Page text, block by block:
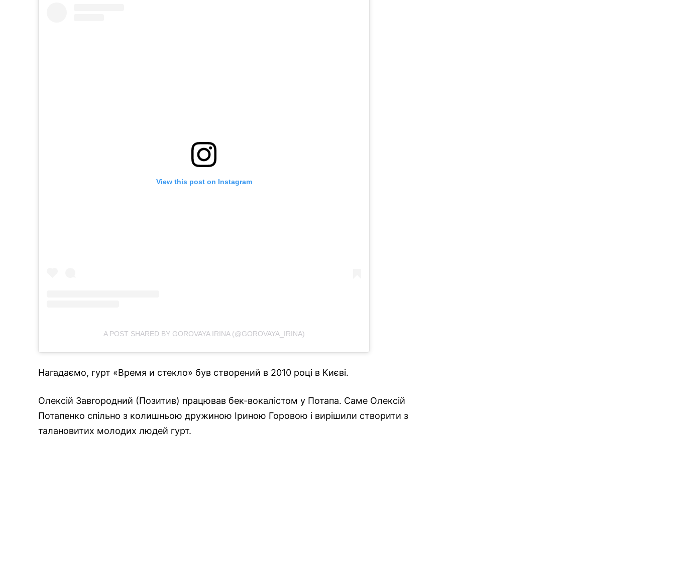
View this post on Instagram
A POST SHARED BY GOROVAYA IRINA (@GOROVAYA_IRINA)
Нагадаємо, гурт «Время и стекло» був створений в 2010 році в Києві.
Олексій Завгородний (Позитив) працював бек-вокалістом у Потапа. Саме Олексій
Потапенко спільно з колишньою дружиною Іриною Горовою і вирішили створити з
талановитих молодих людей гурт.